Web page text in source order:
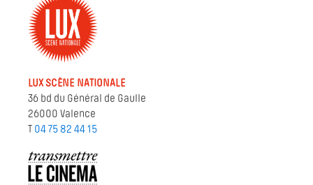
LUX SCÈNE NATIONALE
36 bd du Général de Gaulle
26000 Valence
T 04 75 82 44 15